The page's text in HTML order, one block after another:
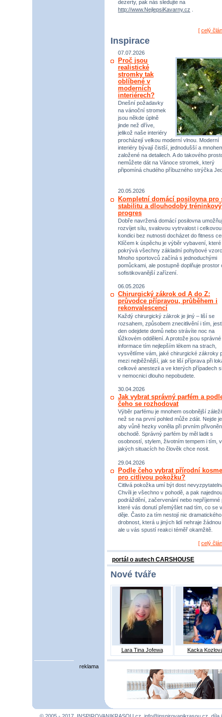
dezerty, pak nás sledujte na
http://www.NejlepsiKavarny.cz
[ celý
Inspirace
07.07.2026
Proč jsou
realistické
stromky tak
oblíbené v
moderních
interiérech?
Dnešní požadavky
na vánoční stromek
jsou někde úplně
jinde než dříve,
jelikož naše interiéry
procházejí velkou moderní vlnou. Moderní
interiéry bývají čistší, jednodušší a
založené na detailech. A do takového
nemůžete dát na Vánoce stromek, který
připomíná chudého příbuzného strýčka
20.05.2026
Kompletní domácí posilovna pro
stabilitu a dlouhodobý tréninkový
progres
Dobře navržená domácí posilovna
rozvíjet sílu, svalovou vytrvalost i celkovou
kondici bez nutnosti docházet do fitness
Klíčem k úspěchu je výběr vybavení, které
pokrývá všechny základní pohybové
Mnoho sportovců začíná s jednoduchými
pomůckami, ale postupně doplňuje prostor
sofistikovanější zařízení.
06.05.2026
Chirurgický zákrok od A do Z:
průvodce přípravou, průběhem i
rekonvalescencí
Každý chirurgický zákrok je jiný – liší se
rozsahem, způsobem znecitlivění i tím,
den odejdete domů nebo strávíte noc na
lůžkovém oddělení. A protože jsou správné
informace tím nejlepším lékem na strach,
vysvětlíme vám, jaké chirurgické zákroky
mezi nejběžnější, jak se liší příprava při
celkové anestezii a ve kterých případech si
v nemocnici dlouho nepobudete.
30.04.2026
Jak vybrat správný parfém a
čeho se rozhodovat
Výběr parfému je mnohem osobnější
než se na první pohled může zdát. Nejde
aby vůně hezky voněla při prvním
obchodě. Správný parfém by měl ladit s
osobností, stylem, životním tempem i tím, v
jakých situacích ho člověk chce nosit.
29.04.2026
Podle čeho vybrat přírodní
pro citlivou pokožku?
Citlivá pokožka umí být dost
Chvíli je všechno v pohodě, a pak
podráždění, začervenání nebo nepříjemné
které vás donutí přemýšlet nad tím, co se
děje. Často za tím nestojí nic
drobnost, která u jiných lidí nehraje žádnou
ale u vás spustí reakci téměř okamžitě.
[ celý
portál o autech CARSHOUSE
Nové tváře
Lara Tina Jofewa Kacka
reklama